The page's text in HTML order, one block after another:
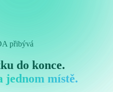
přibývá
do konce.
jednom místě.